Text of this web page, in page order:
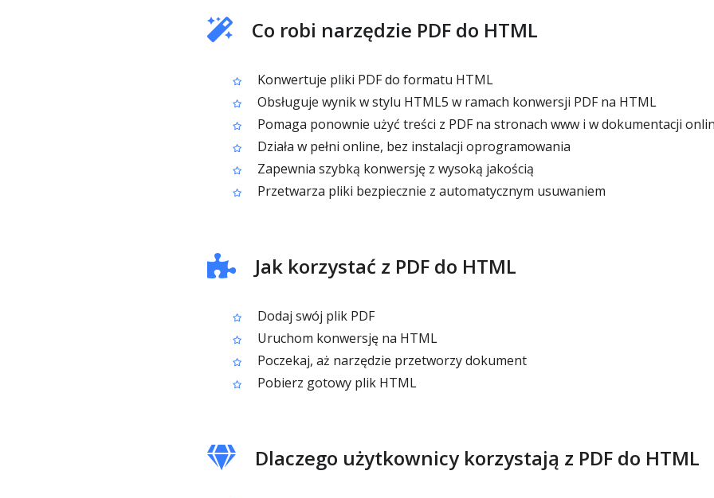
Co robi narzędzie PDF do HTML
Konwertuje pliki PDF do formatu HTML
Obsługuje wynik w stylu HTML5 w ramach konwersji PDF na HTML
Pomaga ponownie użyć treści z PDF na stronach www i w dokumentacji
Działa w pełni online, bez instalacji oprogramowania
Zapewnia szybką konwersję z wysoką jakością
Przetwarza pliki bezpiecznie z automatycznym usuwaniem
Jak korzystać z PDF do HTML
Dodaj swój plik PDF
Uruchom konwersję na HTML
Poczekaj, aż narzędzie przetworzy dokument
Pobierz gotowy plik HTML
Dlaczego użytkownicy korzystają z PDF do HTML